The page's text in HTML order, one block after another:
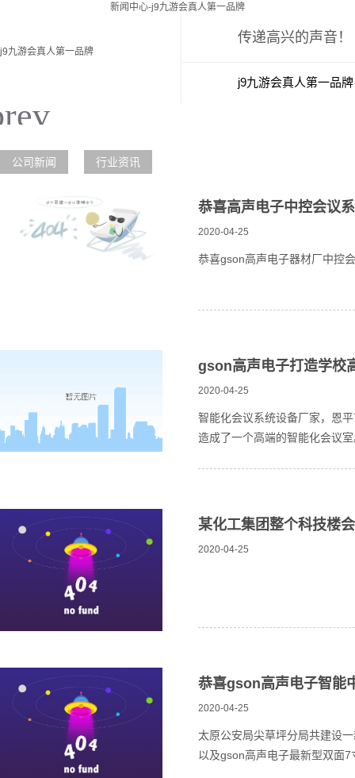
新闻中心-j9九游会真人第一品牌
j9九游会真人第一品牌
传递高兴的声音！
j9九游会真人第一品牌
公司新闻 行业资讯
恭喜高声电子中控会议
2020-04-25
恭喜gson高声电子器材厂中控
gson高声电子打造学校
2020-04-25
智能化会议系统设备厂家，恩
造成了一个高端的智能化会议
某化工集团整个科技楼
2020-04-25
恭喜gson高声电子智能
2020-04-25
太原公安局尖草坪分局共建设
以及gson高声电子最新型双面7